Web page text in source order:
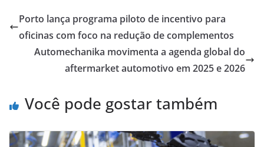
Porto lança programa piloto de incentivo para
oficinas com foco na redução de complementos
Automechanika movimenta a agenda global do
aftermarket automotivo em 2025 e 2026
Você pode gostar também